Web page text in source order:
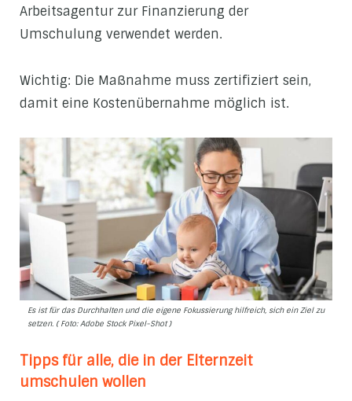
Arbeitsagentur zur Finanzierung der
Umschulung verwendet werden.
Wichtig: Die Maßnahme muss zertifiziert sein,
damit eine Kostenübernahme möglich ist.
Es ist für das Durchhalten und die eigene Fokussierung hilfreich, sich ein Ziel zu
setzen. ( Foto: Adobe Stock Pixel-Shot )
Tipps für alle, die in der Elternzeit
umschulen wollen